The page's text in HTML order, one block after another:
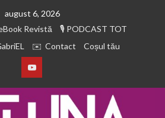
august 6, 2026
Revistă
PODCAST TOT
Contact Coșul tău